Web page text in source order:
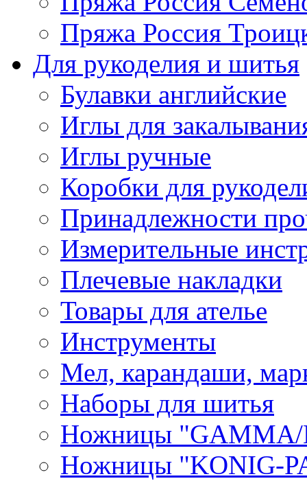
Пряжа Россия
Для рукоделия и шитья
Булавки английские
Иглы для
Иглы ручные
Коробки для
Принадлежности
Измерительные
Плечевые накладки
Товары для ателье
Инструменты
Мел, карандаши,
Наборы для шитья
Ножницы "GAMMA/
Ножницы "KONIG-